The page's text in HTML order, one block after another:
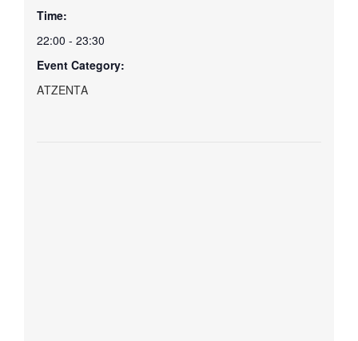
Time:
22:00 - 23:30
Event Category:
ΑΤΖΕΝΤΑ